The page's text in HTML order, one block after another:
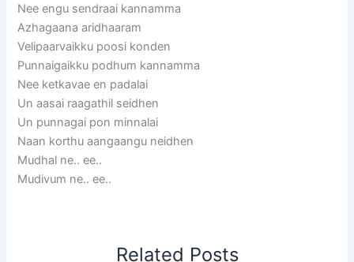
Nee engu sendraai kannamma
Azhagaana aridhaaram
Velipaarvaikku poosi konden
Punnaigaikku podhum kannamma
Nee ketkavae en padalai
Un aasai raagathil seidhen
Un punnagai pon minnalai
Naan korthu aangaangu neidhen
Mudhal ne.. ee..
Mudivum ne.. ee..
Related Posts